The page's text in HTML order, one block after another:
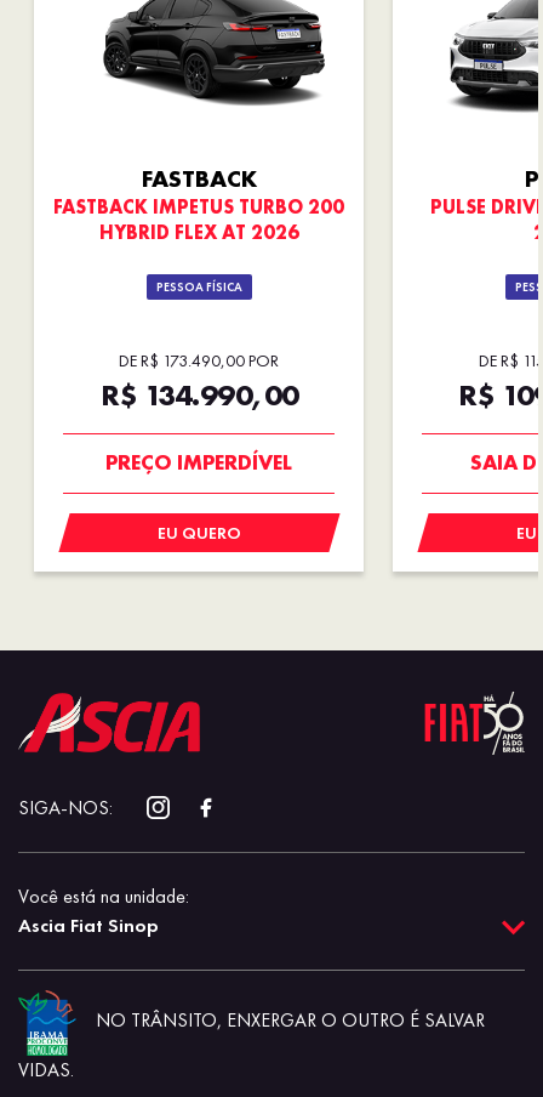
FASTBACK
FASTBACK IMPETUS TURBO 200
HYBRID FLEX AT 2026
PESSOA FÍSICA
DE R$ 173.490,00 POR
R$ 134.990,00
PREÇO IMPERDÍVEL
OPORTUNIDADE
EU QUERO
PULSE
DE R$
R$
SAIA
PREÇO
EU
SIGA-NOS:
Você está na unidade:
Ascia Fiat Sinop
NO TRÂNSITO, ENXERGAR O OUTRO É SALVAR
VIDAS.